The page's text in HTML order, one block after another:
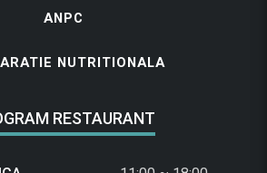
ANPC
NUTRITIONALA
RESTAURANT